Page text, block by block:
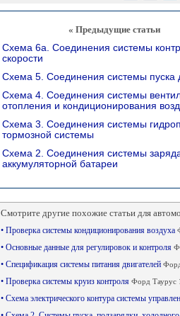
« Предыдущие статьи
Схема 6а. Соединения системы
скорости
Схема 5. Соединения системы пуска
Схема 4. Соединения системы
отопления и кондиционирования
Схема 3. Соединения системы
тормозной системы
Схема 2. Соединения системы
аккумуляторной батареи
Смотрите другие похожие статьи для
• Проверка системы кондиционирования воздуха
• Основные данные для регулировок и контроля
• Спецификация системы питания двигателей
• Проверка системы круиз контроля Форд Таурус
• Схема электрического контура системы